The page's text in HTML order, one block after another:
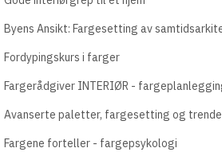
Byens Ansikt: Fargesetting av
Fordypingskurs i farger
Fargerådgiver INTERIØR -
Avanserte paletter, fargesetting og
Fargene forteller - fargepsykologi